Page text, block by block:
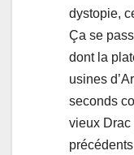
dystopie,
Ça se
dont la
usines
seconds
vieux Drac